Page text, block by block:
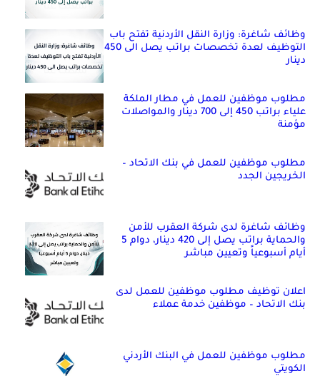
وظائف شاغرة: وزارة النقل الأردنية تفتح باب
التوظيف لعدة تخصصات براتب يصل الى 450
دينار
مطلوب موظفين للعمل في مطار الملكة
علياء براتب 450 إلى 700 دينار والمواصلات
مؤمنة
مطلوب موظفين للعمل في بنك الاتحاد –
الخريجين الجدد
وظائف شاغرة لدى شركة العقرب للأمن
والحماية براتب يصل إلى 420 دينار، دوام 5
أيام أسبوعياً وتعيين مباشر
اعلان توظيف مطلوب موظفين للعمل لدى
بنك الاتحاد – موظفين خدمة عملاء
مطلوب موظفين للعمل في البنك الأردني
الكويتي